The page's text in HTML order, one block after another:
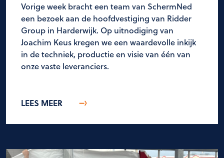
Vorige week bracht een team van SchermNed
een bezoek aan de hoofdvestiging van Ridder
Group in Harderwijk. Op uitnodiging van
Joachim Keus kregen we een waardevolle inkijk
in de techniek, productie en visie van één van
onze vaste leveranciers.
LEES MEER